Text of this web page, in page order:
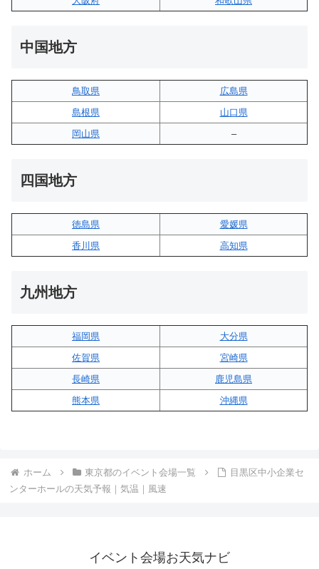
中国地方
鳥取県
広島県
島根県
山口県
岡山県
–
四国地方
徳島県
愛媛県
香川県
高知県
九州地方
福岡県
大分県
佐賀県
宮崎県
長崎県
鹿児島県
熊本県
沖縄県
ホーム 東京都のイベント会場一覧
目黒区中小企業セ
ンターホールの天気予報｜気温｜風速
イベント会場お天気ナビ